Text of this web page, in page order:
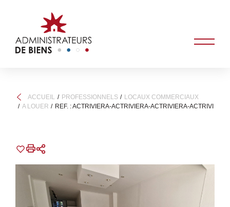
ACCUEIL PROFESSIONNELS
LOCAUX COMMERCIAUX
A LOUER
REF. : ACTRIVIERA-ACTRIVIERA-ACTRIVIERA-ACTRIVI